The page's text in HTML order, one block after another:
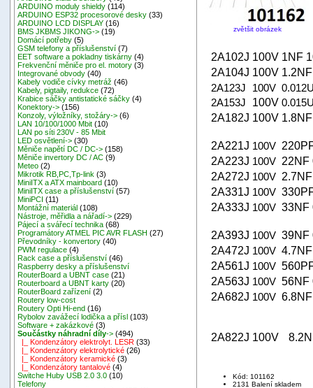
ARDUINO moduly shieldy (114)
ARDUINO ESP32 procesorové desky (33)
ARDUINO LCD DISPLAY (16)
BMS JKBMS JIKONG-> (19)
Domácí potřeby (5)
GSM telefony a příslušenství (7)
EET software a pokladny tiskárny (4)
Frekvenční měniče pro el. motory (3)
Integrované obvody (40)
Kabely vodiče cívky metráž (46)
Kabely, pigtaily, redukce (72)
Krabice sáčky antistatické sáčky (4)
Konektory-> (156)
Konzoly, výložníky, stožáry-> (6)
LAN 10/100/1000 Mbit (10)
LAN po síti 230V - 85 Mbit
LED osvětlení-> (30)
Měniče napětí DC / DC-> (158)
Měniče invertory DC / AC (9)
Meteo (2)
Mikrotik RB,PC,Tp-link (3)
MiniITX a ATX mainboard (10)
MiniITX case a příslušenství (57)
MiniPCI (11)
Montážní materiál (108)
Nástroje, měřidla a nářadí-> (229)
Pájecí a svářecí technika (68)
Programátory ATMEL PIC AVR FLASH (27)
Převodníky - konvertory (40)
PWM regulace (4)
Rack case a příslušenství (46)
Raspberry desky a příslušenství
RouterBoard a UBNT case (21)
Routerboard a UBNT karty (20)
RouterBoard zařízení (2)
Routery low-cost
Routery Opti Hi-end (16)
Rybolov zavážecí lodička a přísl (103)
Software + zakázkové (3)
Součástky náhradní díly-> (494)
|_ Kondenzátory elektrolyt. LESR (33)
|_ Kondenzátory elektrolytické (26)
|_ Kondenzátory keramické (3)
|_ Kondenzátory tantalové (4)
Switche Huby USB 2.0 3.0 (10)
Telefony
zvětšit obrázek
2A102J 100V 1NF
2A104J 100V
2A123J
100V
2A153J
100V
2A182J 100V
2A221J 100V
2A223J 100V 22NF
2A272J 100V
2A331J 100V
2A333J 100V 33NF
2A393J 100V 39NF
2A472J 100V
2A561J 100V
2A563J 100V 56NF
2A682J 100V
2A822J 100V
Kód: 101162
2131 Balení skladem